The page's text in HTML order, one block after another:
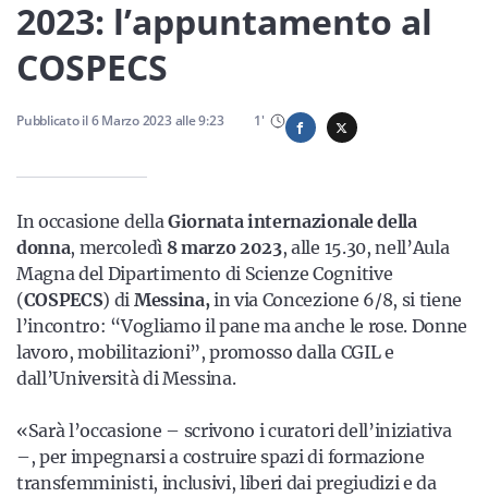
Servizi
Resta sempre aggiornato con le ultime news, iscriviti alla
nostra newsletter
Iscriviti
2023: l’appuntamento al
COSPECS
Pubblicato il6 Marzo 2023alle9:23 1'
In occasione dellaGiornata internazionale della
donna, mercoledì 8 marzo 2023, alle 15.30, nell’Aula
Magna del Dipartimento di Scienze Cognitive
(COSPECS) di Messina,in via Concezione 6/8, si tiene
l’incontro: “Vogliamo il pane ma anche le rose. Donne
lavoro, mobilitazioni”, promosso dalla CGIL e
dall’Università di Messina.
«Sarà l’occasione – scrivono i curatori dell’iniziativa
–, per impegnarsi a costruire spazi di formazione
transfemministi, inclusivi, liberi dai pregiudizi e da